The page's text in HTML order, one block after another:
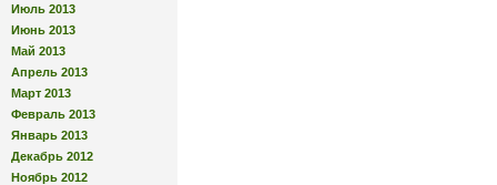
Июль 2013
Июнь 2013
Май 2013
Апрель 2013
Март 2013
Февраль 2013
Январь 2013
Декабрь 2012
Ноябрь 2012